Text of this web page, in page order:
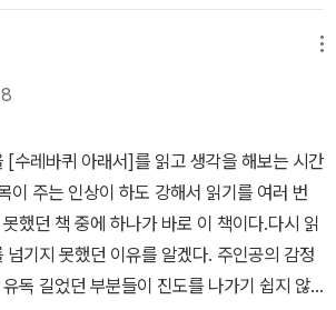
그런 세상으로 말이다. -131쪽 한스는 착
죽음에 대한 공포보다는 갑작스레 깨어난
로 괴로워한다. 그러다 용기를 내어 하일너를
싶다고 말한다. 한스는 우정에 대한 애착과
교생활에서 점점 멀어지고, 선생들은 모범생
고 하일너에게서 나쁜 영향을 받았다고 생각
한스를 불러 “여기서 지쳐 쓰러지면 인생의
쪽) 만다며 공부에 다시 매진할 것을 당
를 가까이 하지 말라고 타이른다. 하지만 한
해나 방해물로 받아들이지 않고 오히려 지금
것 같다는 생각이 들어서이다. 진짜, 대 문호
있었는데 (심지어 다른 사람들이 재미없다
진심... 재미 없었다. 읽어내기가 너무 힘들
키는 갈등도 없었고 감동적인 장면도 없고 공
가 이 책이 글씨도 작고 좁아서 더 졸렸다. 이
똥말똥할 때 읽어야 하는 책이다. 하지만 딱딱
는 사람에게는 정말 비추(추천하지 않는다)
아하는 사람은 좋아하겠지만 말이다. 그리고
다. 자신이 하고 싶어하는 일도 하지 못하고
가 시키는 대로 해서 말이다. 나는 꼭 내가 하
너와 친해지면서 자신이 알던 좁은 세상과는
들이 있음을 알게 되면서 한스는 혼란에 빠
로 찍힌 하일너와 잠시 거리를 두고 외면해
운 세상에서 벗어나기는 어려웠다. 결국 다시
한스는 공부도 소홀히 하고 점점 반항적인
일너가 학교에서 갑자기 사라지면서 한스도
을 당하고 만다. 다시 고향으로 돌아온 한스
달라진 사람들의 시선을 느끼지만 예전에 느
서 벗어나 한결 편안한 마음으로 기술을 배울
책을 읽어보지 못한 사람이라면 이 책 내용
지에는 반항적인 소년과 힘없고 작은 소년이
움츠러든 아이가 이 소설의 주인공 한스기벤
잘해 주위의 기대를 한 몸에 받는다. 아버지,
람들이 바라는대로 공부만 하며 휴식이나 자
스는 성공에 대한 갈망이 크며 이러한 삶이 자
한다. 하지만 한스의 성적에만 관심이 있는
들 때 위로를 해주지 않는다. 단순히 공부를
아니라 누구도 한스의 마음을 이해해줄 사람
. 이런 내용을 소설은 한스의 내면의 변화와
[수레바퀴 아래서]를 읽고 생각을 해보는 시간
이 주는 인상이 하도 강해서 읽기를 여러 번
했던 책 중에 하나가 바로 이 책이다.다시 읽
넘기지 못했던 이유를 알겠다. 주인공의 감정
독 길었던 부분들이 진도를 나가기 쉽지 않